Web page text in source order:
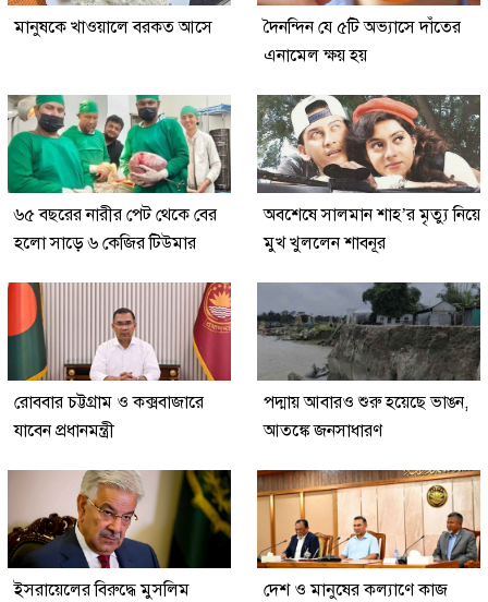
মানুষকে খাওয়ালে বরকত আসে
দৈনন্দিন যে ৫টি অভ্যাসে দাঁতের
এনামেল ক্ষয় হয়
৬৫ বছরের নারীর পেট থেকে বের
হলো সাড়ে ৬ কেজির টিউমার
অবশেষে সালমান শাহ’র মৃত্যু নিয়ে
মুখ খুললেন শাবনূর
রোববার চট্টগ্রাম ও কক্সবাজারে
যাবেন প্রধানমন্ত্রী
পদ্মায় আবারও শুরু হয়েছে ভাঙন,
আতঙ্কে জনসাধারণ
ইসরায়েলের বিরুদ্ধে মুসলিম
দেশ ও মানুষের কল্যাণে কাজ